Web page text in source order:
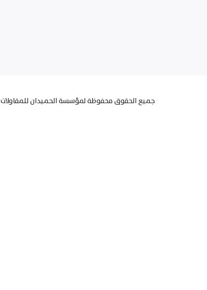
© جميع الحقوق محفوظة لمؤسسة الحميدان للمقاولات 2019